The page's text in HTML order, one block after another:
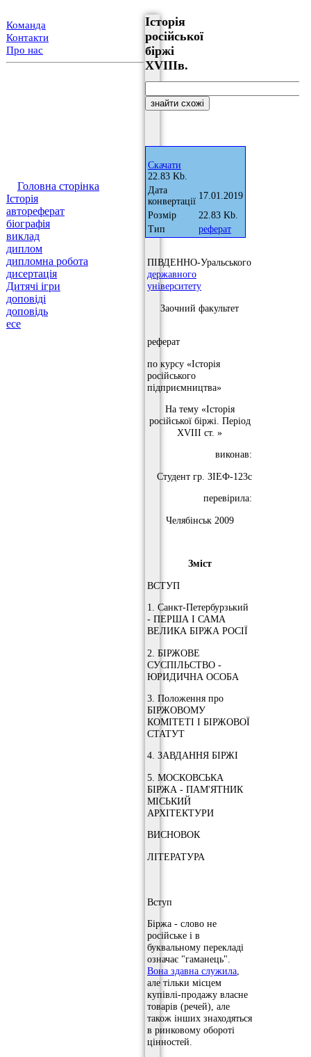
Команда
Контакти
Про нас
Головна сторінка
Історія
автореферат
біографія
виклад
диплом
дипломна робота
дисертація
Дитячі ігри
доповіді
доповідь
есе
Історія
російської
біржі
XVIIIв.
Скачати
22.83 Kb.
Дата
конвертації
17.01.2019
Розмір
22.83 Kb.
Тип
реферат
ПІВДЕННО-Уральського
державного
університету
Заочний факультет
реферат
по курсу «Історія
російського
підприємництва»
На тему «Історія
російської біржі. Період
XVIII ст. »
виконав:
Студент гр. ЗІЕФ-123с
перевірила:
Челябінськ 2009
Зміст
ВСТУП
1. Санкт-Петербурзький
- ПЕРША І САМА
ВЕЛИКА БІРЖА РОСІЇ
2. БІРЖОВЕ
СУСПІЛЬСТВО -
ЮРИДИЧНА ОСОБА
3. Положення про
БІРЖОВОМУ
КОМІТЕТІ І БІРЖОВОЇ
СТАТУТ
4. ЗАВДАННЯ БІРЖІ
5. МОСКОВСЬКА
БІРЖА - ПАМ'ЯТНИК
МІСЬКИЙ
АРХІТЕКТУРИ
ВИСНОВОК
ЛІТЕРАТУРА
Вступ
Біржа - слово не
російське і в
буквальному перекладі
означає "гаманець".
Вона здавна служила,
але тільки місцем
купівлі-продажу власне
товарів (речей), але
також інших знаходяться
в ринковому обороті
цінностей.